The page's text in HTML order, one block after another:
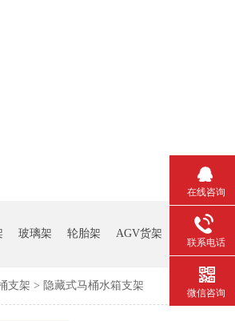
玻璃架 轮胎架 AGV货架 钢板箱
支架 > 隐藏式马桶水箱支架
在线咨询
联系电话
微信咨询